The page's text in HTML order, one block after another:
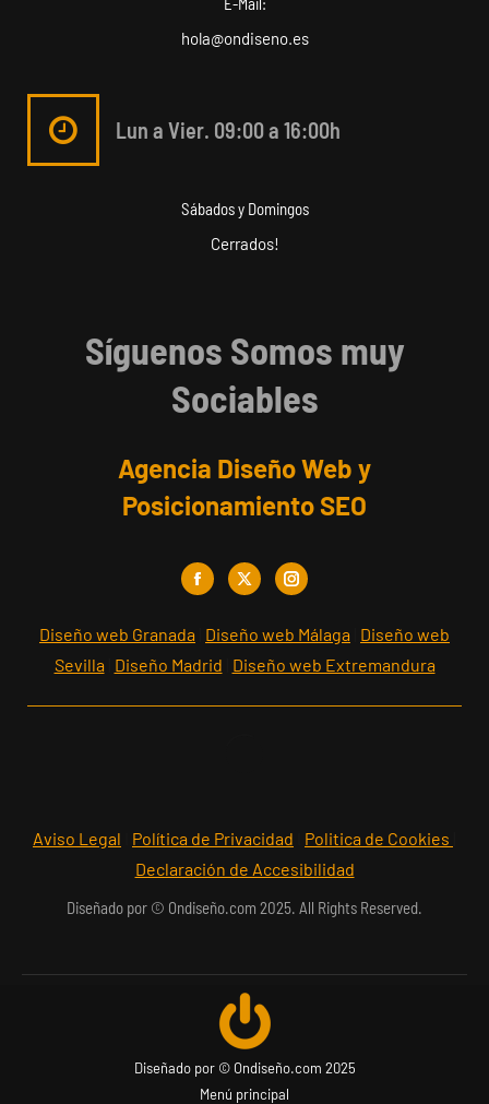
hola@ondiseno.es
Lun a Vier. 09:00 a 16:00h
Sábados y Domingos
Cerrados!
Síguenos Somos muy
Sociables
Agencia Diseño Web y
Posicionamiento SEO
Facebook
X Instagram
Diseño web Granada Diseño web Málaga Diseño web
Sevilla Diseño Madrid Diseño web Extremandura
Aviso Legal Política de Privacidad Politica de Cookies
Declaración de Accesibilidad
Diseñado por © Ondiseño.com 2025. All Rights Reserved.
Diseñado por © Ondiseño.com 2025
Menú principal